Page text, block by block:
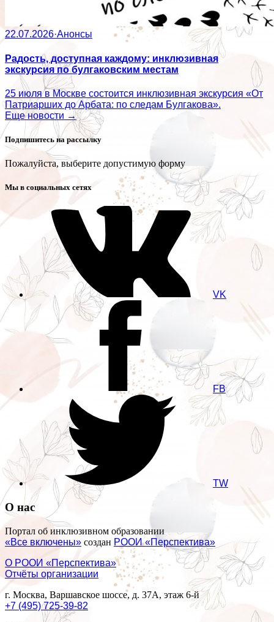
22.07.2026·Анонсы
Радость, доступная каждому: инклюзивная
экскурсия по булгаковским местам
25 июля в Москве состоится инклюзивная экскурсия «От
Патриарших до Арбата: по следам Булгакова».
Еще новости →
Подпишитесь на рассылку
Пожалуйста, выберите допустимую форму
Мы в социальных сетях
VK
FB
TW
О нас
Портал об инклюзивном образовании
«Все включены» создан РООИ «Перспектива»
О РООИ «Перспектива»
Отчёты организации
г. Москва, Варшавское шоссе, д. 37А, этаж 6-й
+7 (495) 725-39-82